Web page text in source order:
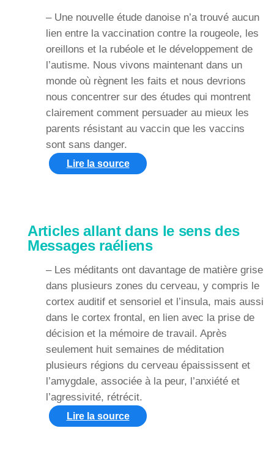
– Une nouvelle étude danoise n’a trouvé aucun
lien entre la vaccination contre la rougeole, les
oreillons et la rubéole et le développement de
l’autisme. Nous vivons maintenant dans un
monde où règnent les faits et nous devrions
nous concentrer sur des études qui montrent
clairement comment persuader au mieux les
parents résistant au vaccin que les vaccins
sont sans danger.
Lire la source
Articles allant dans le sens des
Messages raéliens
– Les méditants ont davantage de matière grise
dans plusieurs zones du cerveau, y compris le
cortex auditif et sensoriel et l’insula, mais aussi
dans le cortex frontal, en lien avec la prise de
décision et la mémoire de travail. Après
seulement huit semaines de méditation
plusieurs régions du cerveau épaississent et
l’amygdale, associée à la peur, l’anxiété et
l’agressivité, rétrécit.
Lire la source